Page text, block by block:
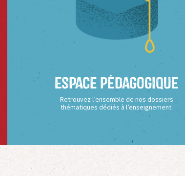
Espace Pédagogique
Retrouvez l’ensemble de nos dossiers
thématiques dédiés à l’enseignement.